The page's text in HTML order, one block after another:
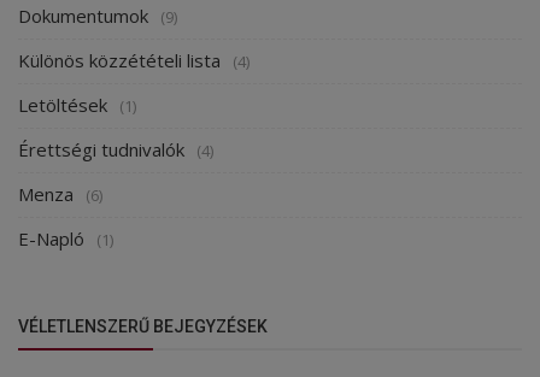
Dokumentumok (9)
Különös közzétételi lista (4)
Letöltések (1)
Érettségi tudnivalók (4)
Menza (6)
E-Napló (1)
VÉLETLENSZERŰ BEJEGYZÉSEK